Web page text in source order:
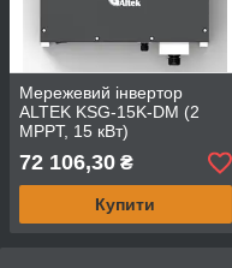
Мережевий інвертор
ALTEK KSG-15K-DM (2
MPPT, 15 кВт)
72 106,30 ₴
Купити